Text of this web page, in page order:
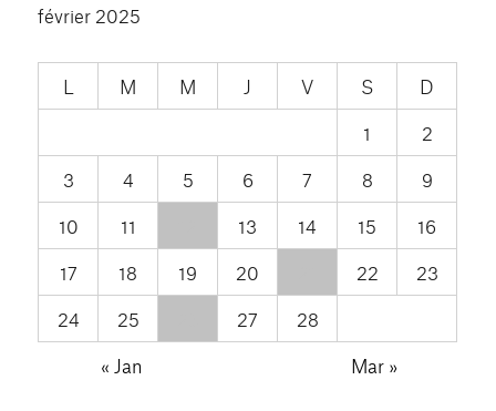
février 2025
L M M J V S
D
1
2
3
4 5 6 7 8
9
10
11 13 14 15
16
17
18 19 20 22
23
24
25 27
28
« Jan
Mar »